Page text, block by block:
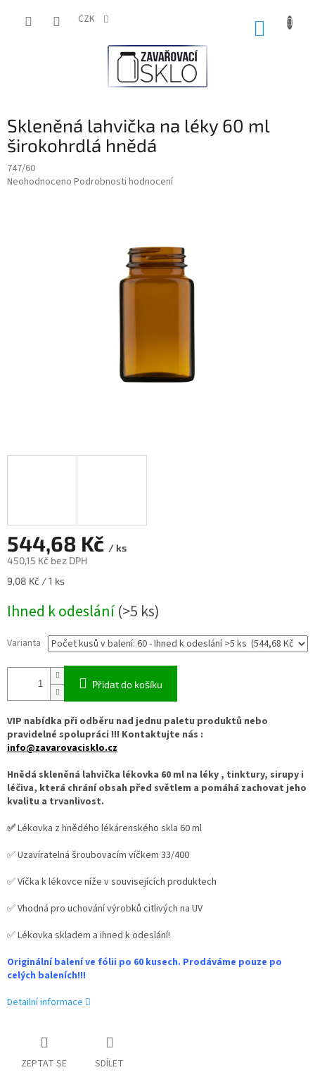
CZK
Skleněná lahvička na léky 60 ml
širokohrdlá hnědá
747/60
Průměrné
Neohodnoceno Podrobnosti hodnocení
544,68 Kč / ks
450,15 Kč bez DPH
Měrná
9,08 Kč / 1 ks
Ihned k odeslání(>5 ks)
Varianta
Přidat do košíku
VIP nabídka při odběru nad jednu paletu produktů nebo
pravidelné spolupráci !!! Kontaktujte nás :
info@zavarovacisklo.cz
Hnědá skleněná lahvička lékovka 60 ml na léky , tinktury, sirupy i
léčiva, která chrání obsah před světlem a pomáhá zachovat jeho
kvalitu a trvanlivost.
✅Lékovka z hnědého lékárenského skla 60 ml
✅ Uzavíratelná šroubovacím víčkem 33/400
✅ Víčka k lékovce níže v souvisejících produktech
✅ Vhodná pro uchování výrobků citlivých na UV
✅ Lékovka skladem a ihned k odeslání!
Originální balení ve fólii po 60 kusech. Prodáváme pouze po
celých baleních!!!
Detailní informace
ZEPTAT SE SDÍLET